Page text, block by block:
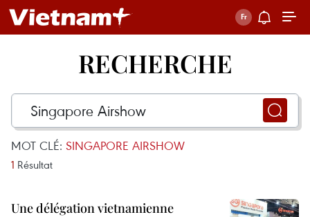
RECHERCHE
MOT CLÉ: SINGAPORE AIRSHOW
1 Résultat
Une délégation vietnamienne